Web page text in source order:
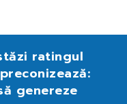
ratingul
genereze